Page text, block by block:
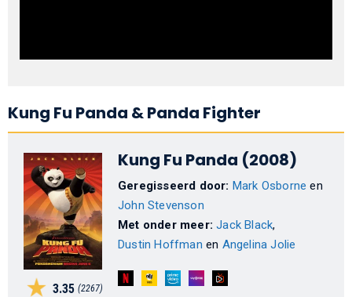
Kung Fu Panda & Panda Fighter
3.35 (2267)
Kung Fu Panda (2008)
Geregisseerd door: Mark Osborne en
John Stevenson
Met onder meer:Jack Black,
Dustin Hoffman en Angelina Jolie